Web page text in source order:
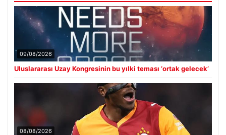
09/08/2026
Uluslararası Uzay Kongresinin bu yılki teması ‘ortak gelecek’
08/08/2026